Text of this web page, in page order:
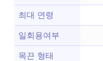
최대 연령
일회용여부
목끈 형태